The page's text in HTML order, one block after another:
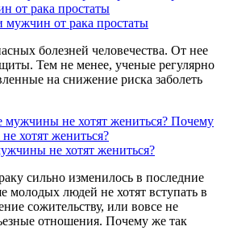
от рака простаты
мужчин от рака простаты
болезней человечества. От нее
Тем не менее, ученые регулярно
на снижение риска заболеть
Почему
хотят жениться?
не хотят жениться?
сильно изменилось в последние
молодых людей не хотят вступать в
сожительству, или вовсе не
отношения. Почему же так